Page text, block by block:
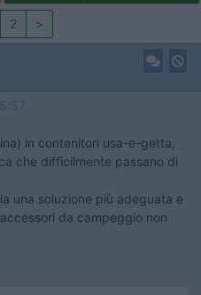
2 >
in contenitori usa-e-getta,
che difficilmente passano di
una soluzione più adeguata e
da campeggio non